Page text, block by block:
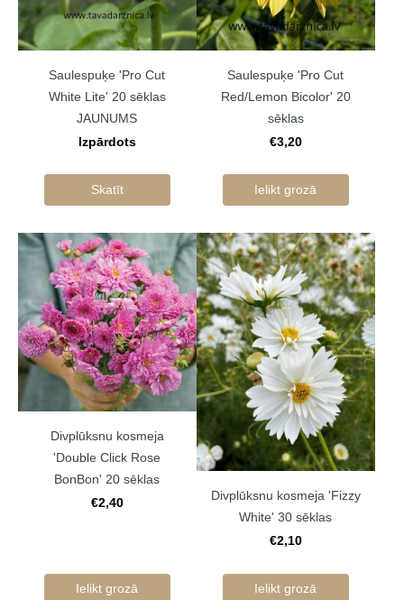
Saulespuķe 'Pro Cut
White Lite' 20 sēklas
JAUNUMS
Izpārdots
Skatīt
Saulespuķe 'Pro Cut
Red/Lemon Bicolor' 20
sēklas
€3,20
Ielikt grozā
Divplūksnu kosmeja
'Double Click Rose
BonBon' 20 sēklas
€2,40
Ielikt grozā
Divplūksnu kosmeja 'Fizzy
White' 30 sēklas
€2,10
Ielikt grozā